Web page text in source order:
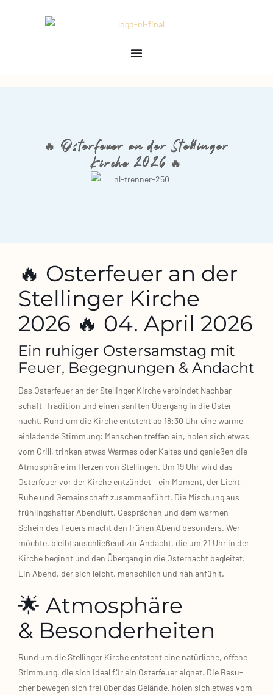
🔥 Osterfeuer an der Stellinger
Kirche 2026 🔥
🔥 Osterfeuer an der
Stellinger Kirche
2026 🔥 04. April 2026
Ein ruhiger Ostersamstag mit
Feuer, Begegnungen & Andacht
Das Oster­feu­er an der Stel­lin­ger Kir­che ver­bin­det Nach­bar­
schaft, Tra­di­ti­on und einen sanf­ten Über­gang in die Oster­
nacht. Rund um die Kir­che ent­steht ab 18:30 Uhr eine war­me,
ein­la­den­de Stim­mung: Men­schen tref­fen ein, holen sich etwas
vom Grill, trin­ken etwas War­mes oder Kal­tes und genie­ßen die
Atmo­sphä­re im Her­zen von Stel­lin­gen. Um 19 Uhr wird das
Oster­feu­er vor der Kir­che ent­zün­det – ein Moment, der Licht,
Ruhe und Gemein­schaft zusam­men­führt. Die Mischung aus
früh­lings­haf­ter Abend­luft, Gesprä­chen und dem war­men
Schein des Feu­ers macht den frü­hen Abend beson­ders. Wer
möch­te, bleibt anschlie­ßend zur Andacht, die um 21 Uhr in der
Kir­che beginnt und den Über­gang in die Oster­nacht beglei­tet.
Ein Abend, der sich leicht, mensch­lich und nah anfühlt.
🌟 Atmosphäre
& Besonderheiten
Rund um die Stel­lin­ger Kir­che ent­steht eine natür­li­che, offe­ne
Stim­mung, die sich ide­al für ein Oster­feu­er eig­net. Die Besu­
cher bewe­gen sich frei über das Gelän­de, holen sich etwas vom